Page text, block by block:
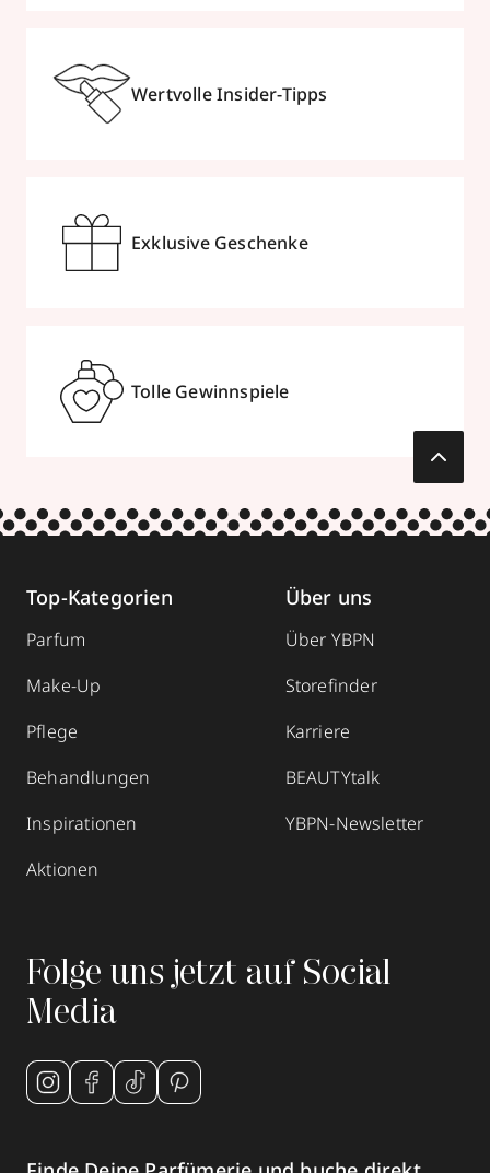
Wertvolle Insider-Tipps
Exklusive Geschenke
Tolle Gewinnspiele
Top-Kategorien
Parfum
Make-Up
Pflege
Behandlungen
Inspirationen
Aktionen
Über uns
Über YBPN
Storefinder
Karriere
BEAUTYtalk
YBPN-Newsletter
Folge uns jetzt auf Social
Media